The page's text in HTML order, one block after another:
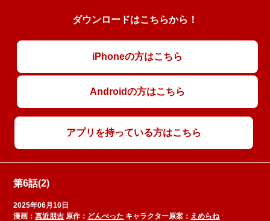
ダウンロードはこちらから！
iPhoneの方はこちら
Androidの方はこちら
アプリを持っている方はこちら
第6話(2)
2025年06月10日
漫画：真近朋吉 原作： どんぺった キャラクター原案： えめらね